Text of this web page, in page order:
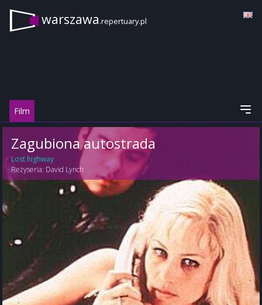
warszawa.repertuary.pl
Film
Zagubiona autostrada
Lost highway
Reżyseria: David Lynch